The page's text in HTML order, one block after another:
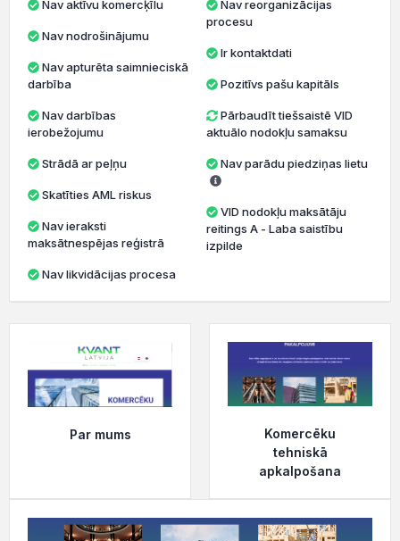
Nav aktīvu komercķīlu
Nav nodrošinājumu
darbība
ierobežojumu
Strādā ar peļņu
Skatīties AML riskus
maksātnespējas reģistrā
Nav likvidācijas procesa
Nav reorganizācijas
procesu
Ir kontaktdati
Pozitīvs pašu kapitāls
Pārbaudīt tiešsaistē VID
aktuālo nodokļu samaksu
Nav parādu piedziņas lietu
VID nodokļu maksātāju
reitings A - Laba saistību
izpilde
Par mums
Komercēku
tehniskā
apkalpošana